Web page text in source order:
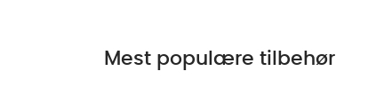
Mest populære tilbehør